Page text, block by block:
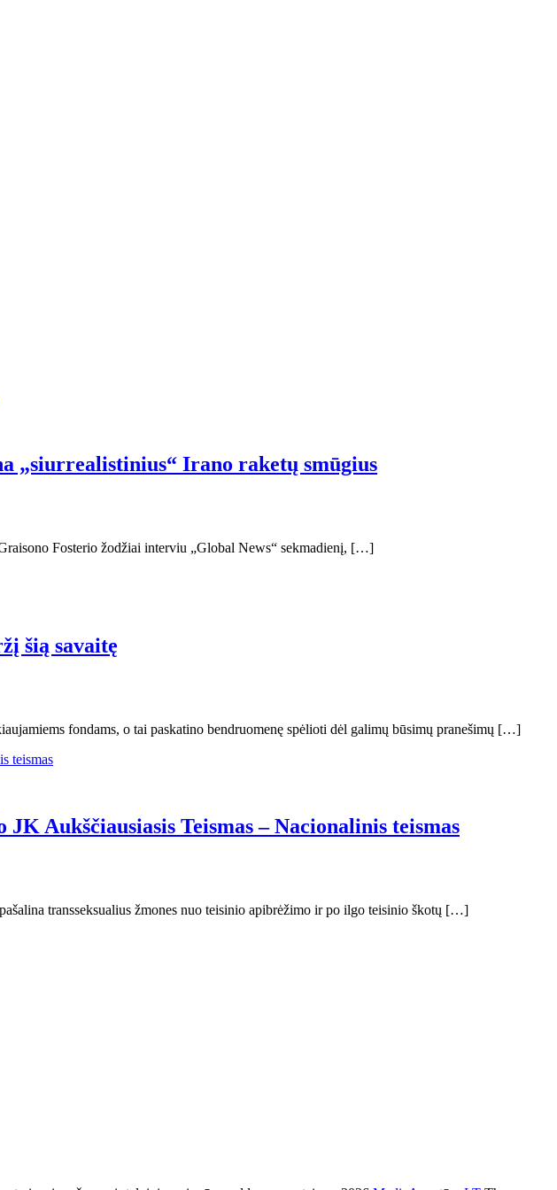
„siurrealistinius“ Irano raketų smūgius
Fosterio žodžiai interviu „Global News“ sekmadienį, […]
šią savaitę
fondams, o tai paskatino bendruomenę spėlioti dėl galimų būsimų pranešimų […]
Aukščiausiasis Teismas – Nacionalinis teismas
transseksualius žmones nuo teisinio apibrėžimo ir po ilgo teisinio škotų […]